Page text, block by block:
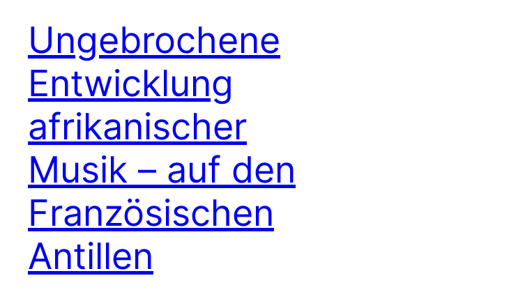
Ungebrochene
Entwicklung
afrikanischer
Musik – auf den
Französischen
Antillen